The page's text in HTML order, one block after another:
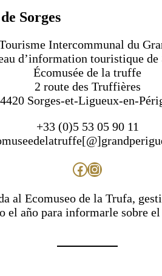
Sorges
Intercommunal du
d’information touristique de
Écomusée de la truffe
2 route des Truffières
Sorges-et-Ligueux-en-
+33 (0)5 53 05 90 11
Facebook
Instagram
al Ecomuseo de la Trufa,
el año para informarle sobre